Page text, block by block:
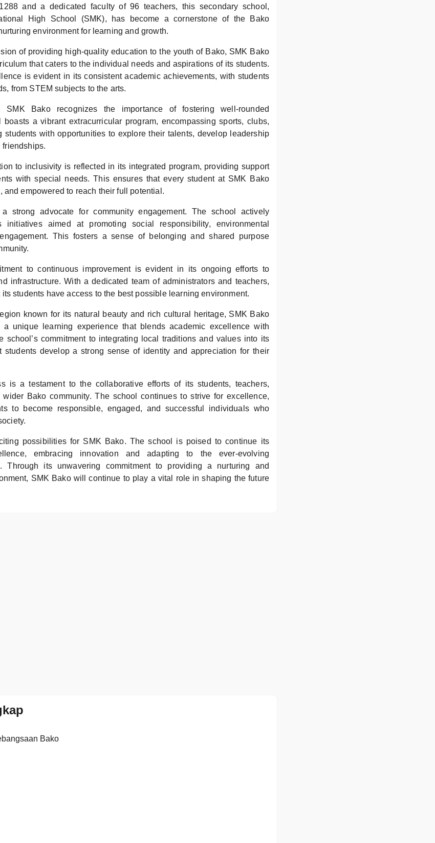
and a dedicated faculty of 96 teachers, this secondary school,
High School (SMK), has become a cornerstone of the Bako
environment for learning and growth.
of providing high-quality education to the youth of Bako, SMK Bako
that caters to the individual needs and aspirations of its students.
is evident in its consistent academic achievements, with students
from STEM subjects to the arts.
SMK Bako recognizes the importance of fostering well-rounded
a vibrant extracurricular program, encompassing sports, clubs,
students with opportunities to explore their talents, develop leadership
to inclusivity is reflected in its integrated program, providing support
with special needs. This ensures that every student at SMK Bako
and empowered to reach their full potential.
strong advocate for community engagement. The school actively
initiatives aimed at promoting social responsibility, environmental
This fosters a sense of belonging and shared purpose
to continuous improvement is evident in its ongoing efforts to
infrastructure. With a dedicated team of administrators and teachers,
students have access to the best possible learning environment.
known for its natural beauty and rich cultural heritage, SMK Bako
a unique learning experience that blends academic excellence with
school’s commitment to integrating local traditions and values into its
students develop a strong sense of identity and appreciation for their
is a testament to the collaborative efforts of its students, teachers,
wider Bako community. The school continues to strive for excellence,
to become responsible, engaged, and successful individuals who
possibilities for SMK Bako. The school is poised to continue its
embracing innovation and adapting to the ever-evolving
Through its unwavering commitment to providing a nurturing and
SMK Bako will continue to play a vital role in shaping the future
Bako